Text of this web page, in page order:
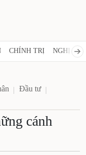
CHÍNH TRỊ NGHỊ
Đầu tư
cánh